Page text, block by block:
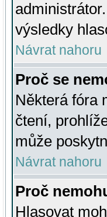
výsledky
Návrat nahoru
Proč se
Některá fóra
čtení,
může
Návrat nahoru
Proč
Hlasovat